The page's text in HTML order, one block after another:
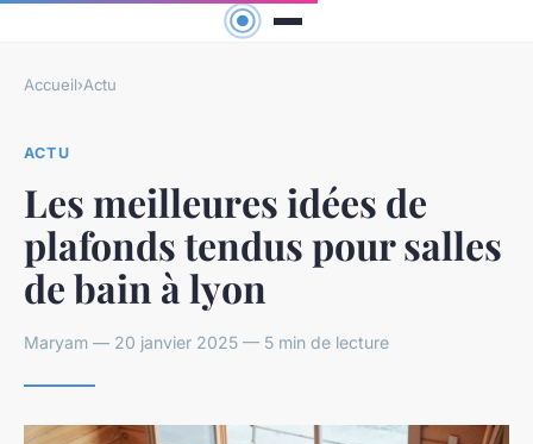
Accueil›Actu
ACTU
Les meilleures idées de
plafonds tendus pour salles
de bain à lyon
Maryam — 20 janvier 2025 — 5 min de lecture